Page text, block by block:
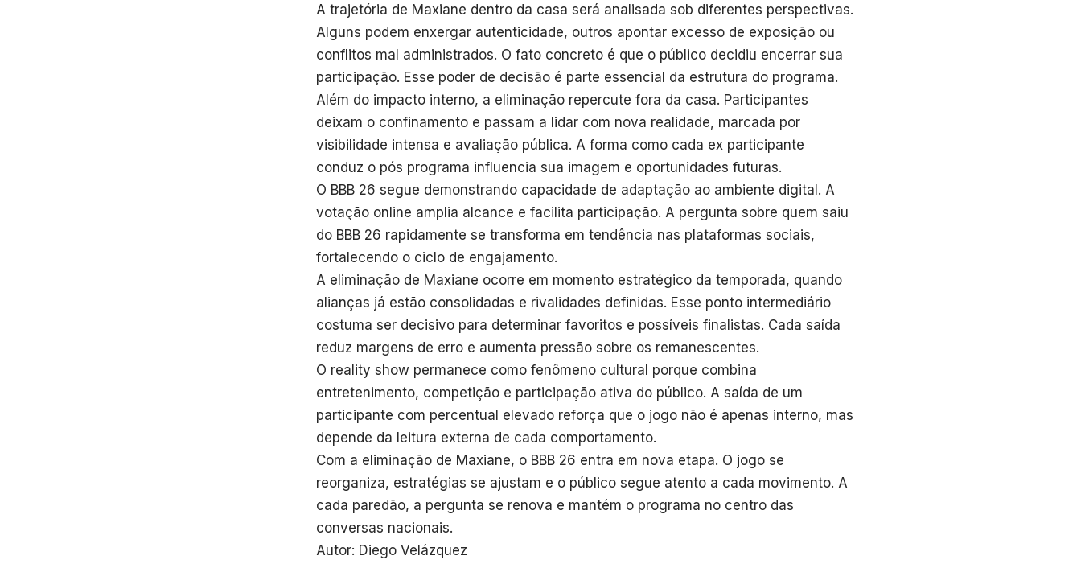
A trajetória de Maxiane dentro da casa será analisada sob diferentes perspectivas.
Alguns podem enxergar autenticidade, outros apontar excesso de exposição ou
conflitos mal administrados. O fato concreto é que o público decidiu encerrar sua
participação. Esse poder de decisão é parte essencial da estrutura do programa.
Além do impacto interno, a eliminação repercute fora da casa. Participantes
deixam o confinamento e passam a lidar com nova realidade, marcada por
visibilidade intensa e avaliação pública. A forma como cada ex participante
conduz o pós programa influencia sua imagem e oportunidades futuras.
O BBB 26 segue demonstrando capacidade de adaptação ao ambiente digital. A
votação online amplia alcance e facilita participação. A pergunta sobre quem saiu
do BBB 26 rapidamente se transforma em tendência nas plataformas sociais,
fortalecendo o ciclo de engajamento.
A eliminação de Maxiane ocorre em momento estratégico da temporada, quando
alianças já estão consolidadas e rivalidades definidas. Esse ponto intermediário
costuma ser decisivo para determinar favoritos e possíveis finalistas. Cada saída
reduz margens de erro e aumenta pressão sobre os remanescentes.
O reality show permanece como fenômeno cultural porque combina
entretenimento, competição e participação ativa do público. A saída de um
participante com percentual elevado reforça que o jogo não é apenas interno, mas
depende da leitura externa de cada comportamento.
Com a eliminação de Maxiane, o BBB 26 entra em nova etapa. O jogo se
reorganiza, estratégias se ajustam e o público segue atento a cada movimento. A
cada paredão, a pergunta se renova e mantém o programa no centro das
conversas nacionais.
Autor: Diego Velázquez